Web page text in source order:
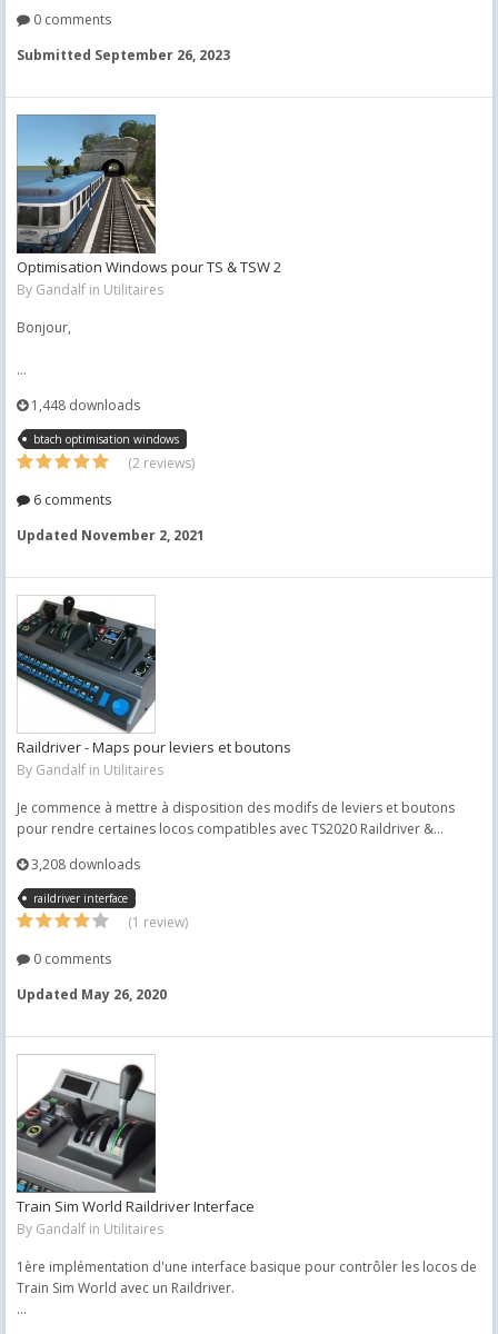
0 comments
Submitted September 26, 2023
Optimisation Windows pour TS & TSW 2
By Gandalf in Utilitaires
Bonjour,
...
1,448 downloads
btach optimisation windows
(2 reviews)
6 comments
Updated November 2, 2021
Raildriver - Maps pour leviers et boutons
By Gandalf in Utilitaires
Je commence à mettre à disposition des modifs de leviers et boutons
pour rendre certaines locos compatibles avec TS2020 Raildriver &...
3,208 downloads
raildriver interface
(1 review)
0 comments
Updated May 26, 2020
Train Sim World Raildriver Interface
By Gandalf in Utilitaires
1ère implémentation d'une interface basique pour contrôler les locos de
Train Sim World avec un Raildriver.
...